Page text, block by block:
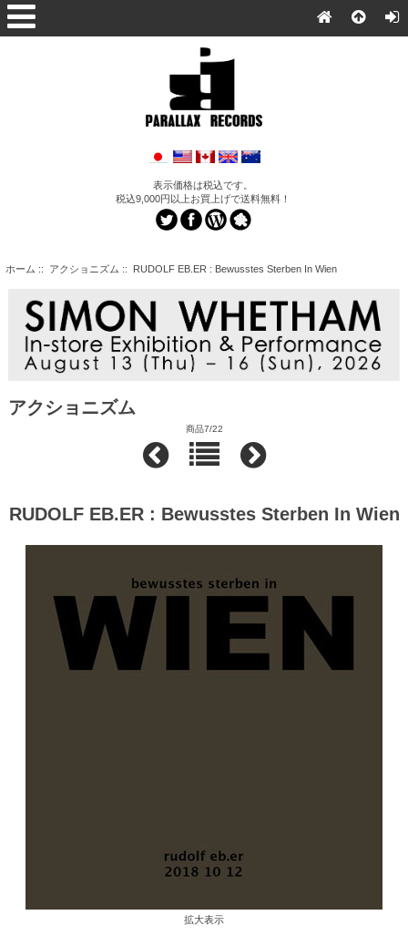
表示価格は税込です。
税込9,000円以上お買上げで送料無料！
ホーム :: アクショニズム :: RUDOLF EB.ER : Bewusstes Sterben In Wien
アクショニズム
商品7/22
RUDOLF EB.ER : Bewusstes Sterben In Wien
拡大表示